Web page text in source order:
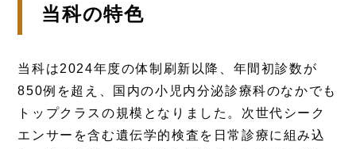
当科の特色
当科は2024年度の体制刷新以降、年間初診数が
850例を超え、国内の小児内分泌診療科のなかでも
トップクラスの規模となりました。次世代シーク
エンサーを含む遺伝学的検査を日常診療に組み込